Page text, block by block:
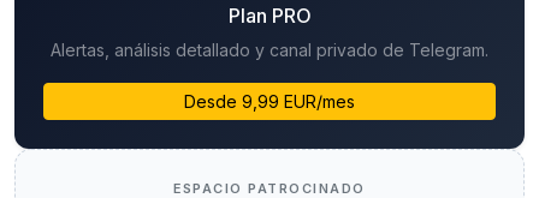
Plan PRO
Alertas, análisis detallado y canal privado de Telegram.
Desde 9,99 EUR/mes
ESPACIO PATROCINADO